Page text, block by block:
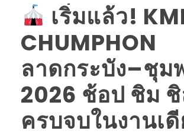
เริ่มแล้ว!
CHUMPHON
ลาดกระบัง–ชุม
2026 ช้อป ชิม
ครบจบในงานเ